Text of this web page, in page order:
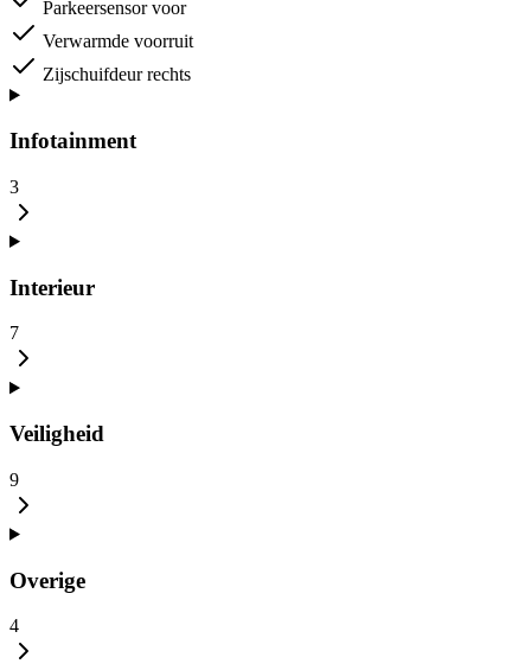
Parkeersensor voor
Verwarmde voorruit
Zijschuifdeur rechts
Infotainment
3
Interieur
7
Veiligheid
9
Overige
4